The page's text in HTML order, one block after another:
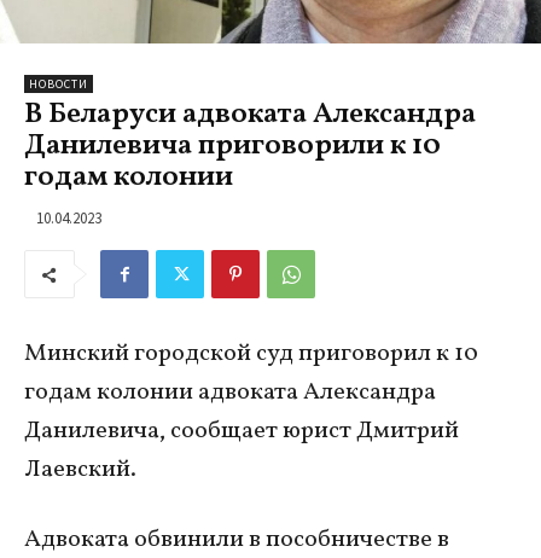
НОВОСТИ
В Беларуси адвоката Александра
Данилевича приговорили к 10
годам колонии
10.04.2023
Минский городской суд приговорил к 10
годам колонии адвоката Александра
Данилевича, сообщает юрист Дмитрий
Лаевский.
Адвоката обвинили в пособничестве в